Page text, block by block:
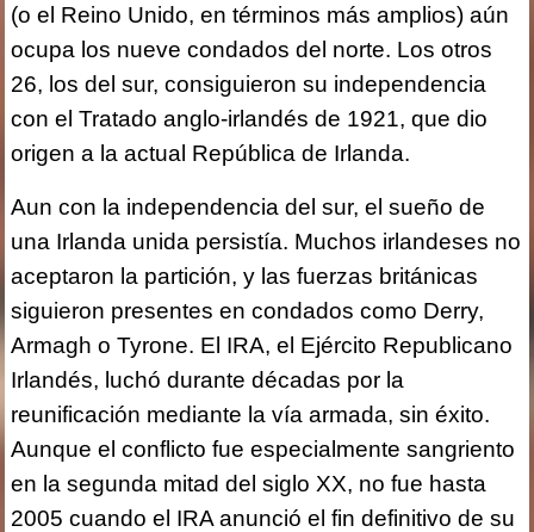
(o el Reino Unido, en términos más amplios) aún
ocupa los nueve condados del norte. Los otros
26, los del sur, consiguieron su independencia
con el Tratado anglo-irlandés de 1921, que dio
origen a la actual República de Irlanda.
Aun con la independencia del sur, el sueño de
una Irlanda unida persistía. Muchos irlandeses no
aceptaron la partición, y las fuerzas británicas
siguieron presentes en condados como Derry,
Armagh o Tyrone. El IRA, el Ejército Republicano
Irlandés, luchó durante décadas por la
reunificación mediante la vía armada, sin éxito.
Aunque el conflicto fue especialmente sangriento
en la segunda mitad del siglo XX, no fue hasta
2005 cuando el IRA anunció el fin definitivo de su